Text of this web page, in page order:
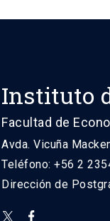
Instituto
Facultad de
Avda. Vicuña
Teléfono: +56 2
Dirección de